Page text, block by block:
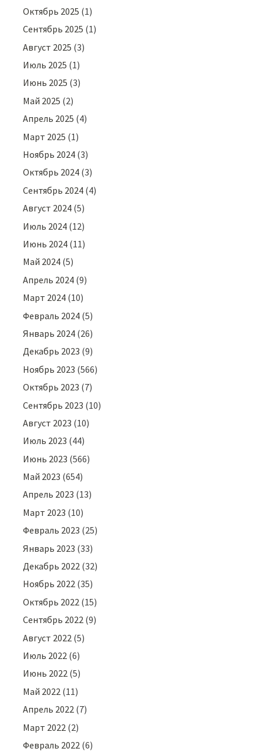
Октябрь 2025 (1)
Сентябрь 2025 (1)
Август 2025 (3)
Июль 2025 (1)
Июнь 2025 (3)
Май 2025 (2)
Апрель 2025 (4)
Март 2025 (1)
Ноябрь 2024 (3)
Октябрь 2024 (3)
Сентябрь 2024 (4)
Август 2024 (5)
Июль 2024 (12)
Июнь 2024 (11)
Май 2024 (5)
Апрель 2024 (9)
Март 2024 (10)
Февраль 2024 (5)
Январь 2024 (26)
Декабрь 2023 (9)
Ноябрь 2023 (566)
Октябрь 2023 (7)
Сентябрь 2023 (10)
Август 2023 (10)
Июль 2023 (44)
Июнь 2023 (566)
Май 2023 (654)
Апрель 2023 (13)
Март 2023 (10)
Февраль 2023 (25)
Январь 2023 (33)
Декабрь 2022 (32)
Ноябрь 2022 (35)
Октябрь 2022 (15)
Сентябрь 2022 (9)
Август 2022 (5)
Июль 2022 (6)
Июнь 2022 (5)
Май 2022 (11)
Апрель 2022 (7)
Март 2022 (2)
Февраль 2022 (6)